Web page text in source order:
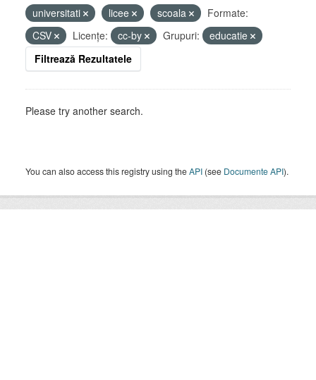
universitati
licee scoala
Formate:
CSV
Licenţe: cc-by Grupuri:
educatie
Filtrează Rezultatele
Please try another search.
You can also access this registry using theAPI (see Documente API).